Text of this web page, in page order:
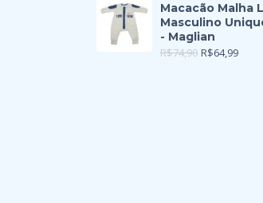
Macacão Malha
Masculino
- Maglian
R$74,90 R$64,99